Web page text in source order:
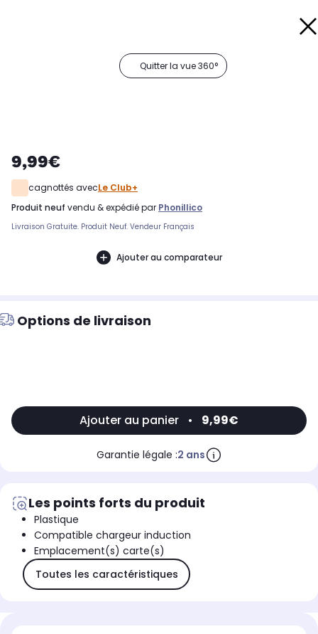
Quitter la vue 360°
9,99€
cagnottés avecLe Club+
produit neuf vendu & expédié par Phonillico
Livraison Gratuite. Produit Neuf. Vendeur Français
Ajouter au comparateur
Options de livraison
Ajouter au panier • 9,99€
Garantie légale :2 ans
Les points forts du produit
Plastique
Compatible chargeur induction
Emplacement(s) carte(s)
Toutes les caractéristiques